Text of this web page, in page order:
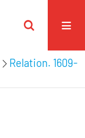
Relation. 1609-